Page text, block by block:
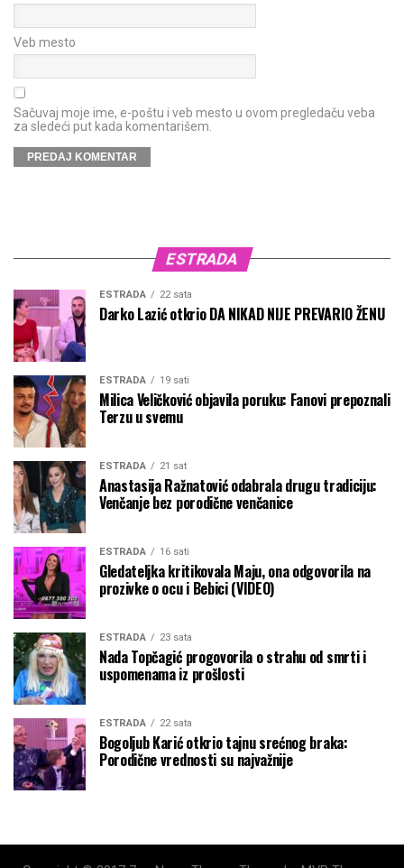
Veb mesto
Sačuvaj moje ime, e-poštu i veb mesto u ovom pregledaču veba
za sledeći put kada komentarišem.
ESTRADA
ESTRADA 22 sata
Darko Lazić otkrio DA NIKAD NIJE PREVARIO ŽENU
ESTRADA 19 sati
Milica Veličković objavila poruku: Fanovi prepoznali
Terzu u svemu
ESTRADA 21 sat
Anastasija Ražnatović odabrala drugu tradiciju:
Venčanje bez porodične venčanice
ESTRADA 16 sati
Gledateljka kritikovala Maju, ona odgovorila na
prozivke o ocu i Bebici (VIDEO)
ESTRADA 23 sata
Nada Topčagić progovorila o strahu od smrti i
uspomenama iz prošlosti
ESTRADA 22 sata
Bogoljub Karić otkrio tajnu srećnog braka:
Porodične vrednosti su najvažnije